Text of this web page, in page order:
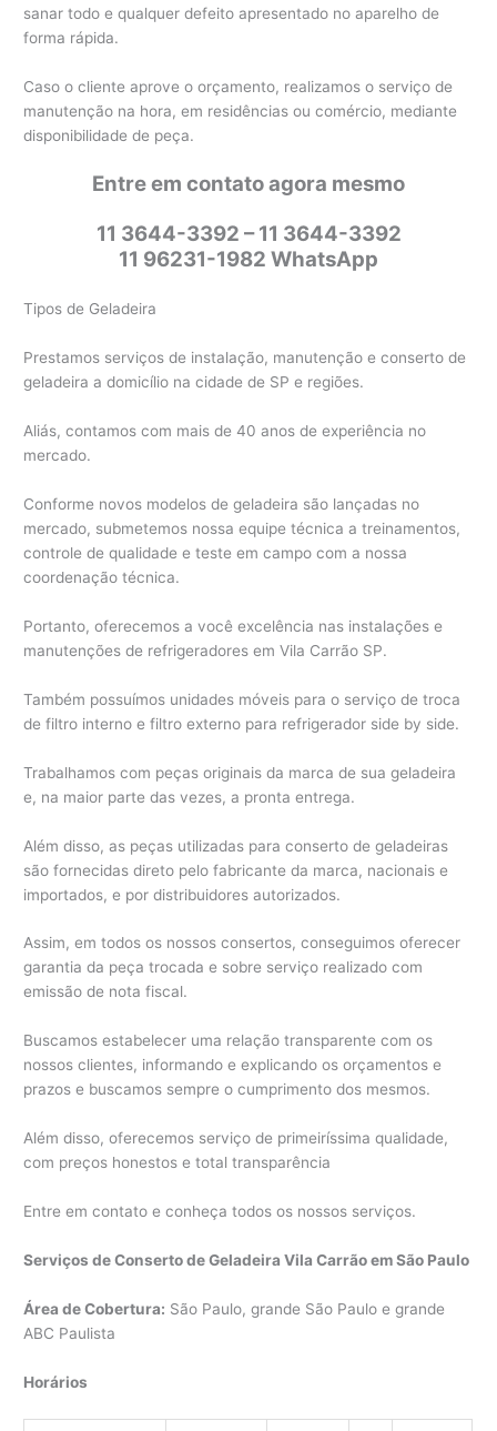
sanar todo e qualquer defeito apresentado no aparelho de
forma rápida.
Caso o cliente aprove o orçamento, realizamos o serviço de
manutenção na hora, em residências ou comércio, mediante
disponibilidade de peça.
Entre em contato agora mesmo
11 3644-3392 – 11 3644-3392
11 96231-1982 WhatsApp
Tipos de Geladeira
Prestamos serviços de instalação, manutenção e conserto de
geladeira a domicílio na cidade de SP e regiões.
Aliás, contamos com mais de 40 anos de experiência no
mercado.
Conforme novos modelos de geladeira são lançadas no
mercado, submetemos nossa equipe técnica a treinamentos,
controle de qualidade e teste em campo com a nossa
coordenação técnica.
Portanto, oferecemos a você excelência nas instalações e
manutenções de refrigeradores em Vila Carrão SP.
Também possuímos unidades móveis para o serviço de troca
de filtro interno e filtro externo para refrigerador side by side.
Trabalhamos com peças originais da marca de sua geladeira
e, na maior parte das vezes, a pronta entrega.
Além disso, as peças utilizadas para conserto de geladeiras
são fornecidas direto pelo fabricante da marca, nacionais e
importados, e por distribuidores autorizados.
Assim, em todos os nossos consertos, conseguimos oferecer
garantia da peça trocada e sobre serviço realizado com
emissão de nota fiscal.
Buscamos estabelecer uma relação transparente com os
nossos clientes, informando e explicando os orçamentos e
prazos e buscamos sempre o cumprimento dos mesmos.
Além disso, oferecemos serviço de primeiríssima qualidade,
com preços honestos e total transparência
Entre em contato e conheça todos os nossos serviços.
Serviços de Conserto de Geladeira Vila Carrão em São Paulo
Área de Cobertura: São Paulo, grande São Paulo e grande
ABC Paulista
Horários